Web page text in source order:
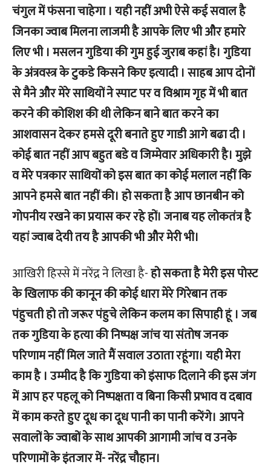
चंगुल में फंसना चाहेगा । यही नहीं अभी ऐसे कई सवाल है
जिनका ज्वाब मिलना लाजमी है आपके लिए भी और हमारे
लिए भी । मसलन गुडिया की गुम हुई जुराब कहां है। गुडिया
के अंत्रवस्त्र के टुकडे किसने किए इत्यादी । साहब आप दोनों
से मैने और मेरे साथियों ने स्पाट पर व विश्राम गृह में भी बात
करने की कोशिश की थी लेकिन बाने बात करने का
आशवासन देकर हमसे दूरी बनाते हुए गाडी आगे बढा दी ।
कोई बात नहीं आप बहुत बडे व जिम्मेवार अधिकारी है। मुझे
व मेरे पत्रकार साथियों को इस बात का कोई मलाल नहीं कि
आपने हमसे बात नहीं की। हो सकता है आप छानबीन को
गोपनीय रखने का प्रयास कर रहे हों। जनाब यह लोकतंत्र है
यहां ज्वाब देयी तय है आपकी भी और मेरी भी।
आखिरी हिस्से में नरेंद्र ने लिखा है-हो सकता है मेरी इस पोस्ट
के खिलाफ की कानून की कोई धारा मेरे गिरेबान तक
पंहुचती हो तो जरूर पंहुचेलेकिन कलम का सिपाही हूं । जब
तक गुडिया के हत्या की निष्पक्ष जांच या संतोष जनक
परिणाम नहीं मिल जाते मैं सवाल उठाता रहूंगा। यही मेरा
काम है । उम्मीद है कि गुडिया को इंसाफ दिलाने की इस जंग
में आप हर पहलू को निष्पक्षता व बिना किसी प्रभाव व दबाव
में काम करते हुए दूध का दूध पानी का पानी करेंगे। आपने
सवालों के ज्वाबों के साथ आपकी आगामी जांच व उनके
परिणामों के इंतजार में- नरेंद्र चौहान।